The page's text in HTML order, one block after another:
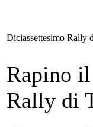
Diciassettesimo Rally
Rapino
Rally di